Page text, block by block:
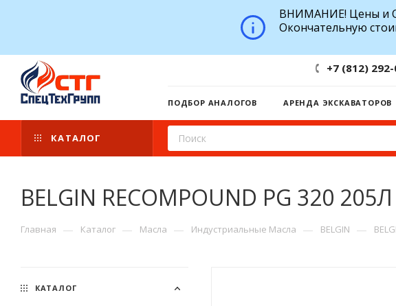
ВНИМАНИЕ! Цены и
Окончательную
+7 (812)
ПОДБОР АНАЛОГОВ АРЕНДА ЭКСКАВАТОРОВ
КАТАЛОГ
BELGIN RECOMPOUND PG 320 205Л
Главная — Каталог — Масла — Индустриальные Масла — BELGIN —
КАТАЛОГ